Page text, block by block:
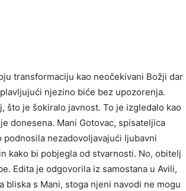
transformaciju kao neočekivani Božji dar
njezino biće bez upozorenja.
što je šokiralo javnost. To je izgledalo kao
donesena. Mani Gotovac, spisateljica
nezadovoljavajući ljubavni
kako bi pobjegla od stvarnosti. No, obitelj
Edita je odgovorila iz samostana u Avili,
s Mani, stoga njeni navodi ne mogu